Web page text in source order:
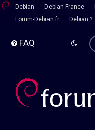
Debian Debian-France
Forum-Debian.fr
Debian ?
FAQ